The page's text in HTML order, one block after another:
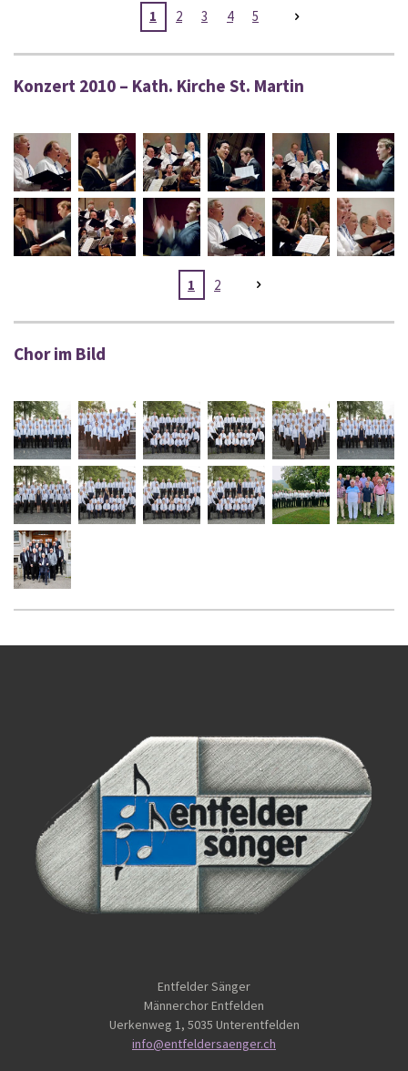
1 2 3 4 5
Konzert 2010 – Kath. Kirche St. Martin
1 2
Chor im Bild
Entfelder Sänger
Männerchor Entfelden
Uerkenweg 1, 5035 Unterentfelden
info@entfeldersaenger.ch